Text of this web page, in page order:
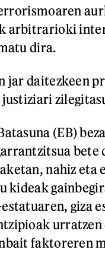
arbitrarioki
dira.
jar daitezkeen
(EB)
bete
nahiz eta
kideak
giza
urratzen
faktoreren